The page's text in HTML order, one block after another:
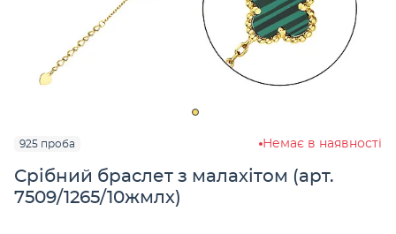
925 проба Немає в наявності
Срібний браслет з малахітом (арт.
7509/1265/10жмлх)